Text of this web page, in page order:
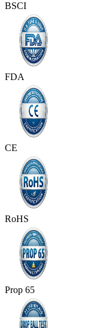
BSCI
FDA
CE
RoHS
Prop 65